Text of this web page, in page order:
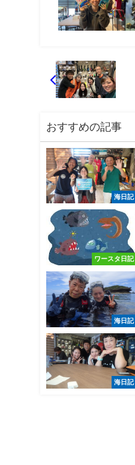
おすすめの記事
海日記
ワースタ日記
海日記
海日記